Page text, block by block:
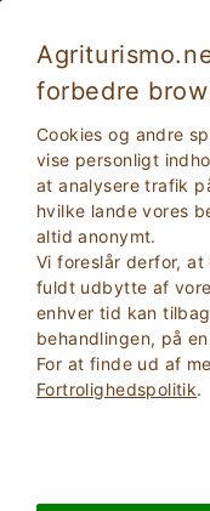
forbedre
Cookies og andre
vise personligt
at analysere trafik
hvilke lande vores
altid anonymt.
Vi foreslår derfor,
fuldt udbytte af
enhver tid kan
behandlingen, på
For at finde ud af
Fortrolighedspolitik.
Verona
Stuehus
Verona, Verona(Se
SPøRG
7